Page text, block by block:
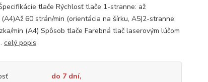
tlače Rýchlosť tlače 1-stranne: až
60 strán/min (orientácia na šírku, A5)2-stranne:
min (A4) Spôsob tlače Farebná tlač laserovým lúčom
celý popis
do 7 dní,